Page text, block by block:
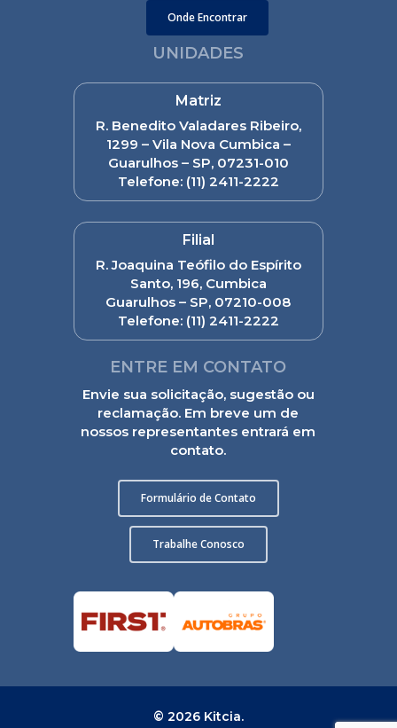
Onde Encontrar
UNIDADES
Matriz
R. Benedito Valadares Ribeiro,
1299 – Vila Nova Cumbica –
Guarulhos – SP, 07231-010
Telefone: (11) 2411-2222
Filial
R. Joaquina Teófilo do Espírito
Santo, 196, Cumbica
Guarulhos – SP, 07210-008
Telefone:(11) 2411-2222
ENTRE EM CONTATO
Envie sua solicitação, sugestão ou
reclamação. Em breve um de
nossos representantes entrará em
contato.
Formulário de Contato
Trabalhe Conosco
© 2026 Kitcia.